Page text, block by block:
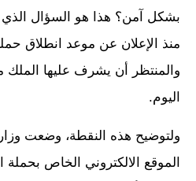
بشكل آمن؟ هذا هو السؤال الذي
منذ الإعلان عن موعد انطلاق
والمنتظر أن يشرف عليها
اليوم.
ولتوضيح هذه النقطة، وضعت
الموقع الالكتروني الخاص بحملة